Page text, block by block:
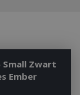
Small Zwart
Ember